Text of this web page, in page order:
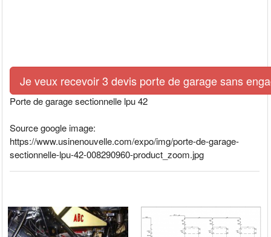
Je veux recevoir 3 devis porte de garage sans
Porte de garage sectionnelle lpu 42
Source google image:
https://www.usinenouvelle.com/expo/img/porte-de-garage-
sectionnelle-lpu-42-008290960-product_zoom.jpg